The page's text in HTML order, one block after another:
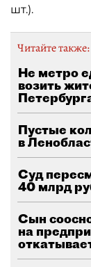
шт.).
Читайте также:
Не метро
возить
Пустые
в
Суд
40 млрд
Сын
на